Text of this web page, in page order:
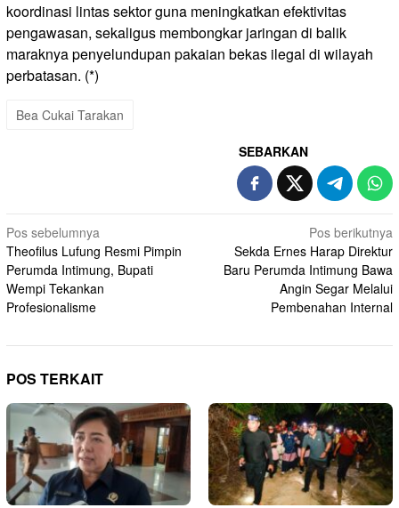
koordinasi lintas sektor guna meningkatkan efektivitas
pengawasan, sekaligus membongkar jaringan di balik
maraknya penyelundupan pakaian bekas ilegal di wilayah
perbatasan. (*)
Bea Cukai Tarakan
SEBARKAN
Navigasi
pos
Pos sebelumnya
Theofilus Lufung Resmi Pimpin
Perumda Intimung, Bupati
Wempi Tekankan
Profesionalisme
Pos berikutnya
Sekda Ernes Harap Direktur
Baru Perumda Intimung Bawa
Angin Segar Melalui
Pembenahan Internal
POS TERKAIT